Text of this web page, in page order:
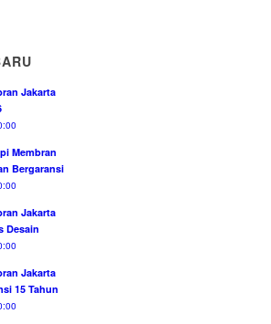
Jakarta
Membran
Bergaransi
Jakarta
Desain
Jakarta
15 Tahun